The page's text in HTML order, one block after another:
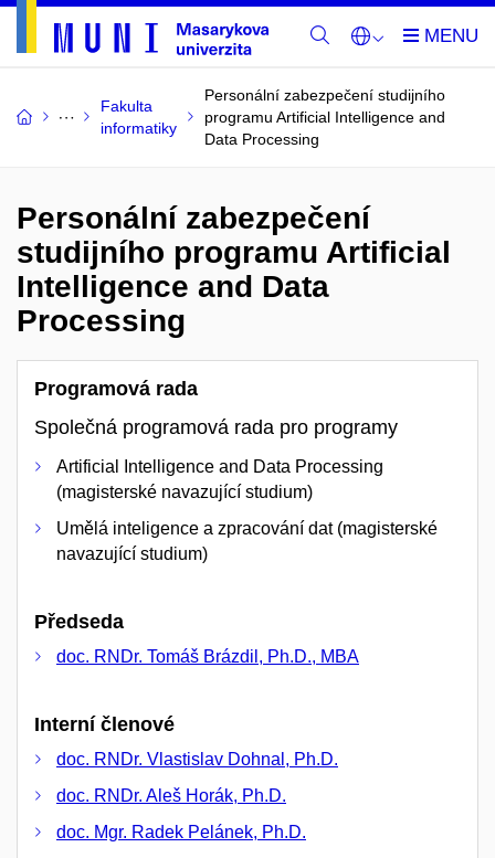
Fakulta
informatiky
Personální zabezpečení studijního
programu Artificial Intelligence and
Data Processing
Personální zabezpečení
studijního programu Artificial
Intelligence and Data
Processing
Programová rada
Společná programová rada pro programy
Artificial Intelligence and Data Processing
(magisterské navazující studium)
Umělá inteligence a zpracování dat (magisterské
navazující studium)
Předseda
doc. RNDr. Tomáš Brázdil, Ph.D., MBA
Interní členové
doc. RNDr. Vlastislav Dohnal, Ph.D.
doc. RNDr. Aleš Horák, Ph.D.
doc. Mgr. Radek Pelánek, Ph.D.